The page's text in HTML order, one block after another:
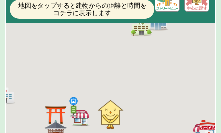
地図をタップすると建物からの距離と時間を
コチラに表示します